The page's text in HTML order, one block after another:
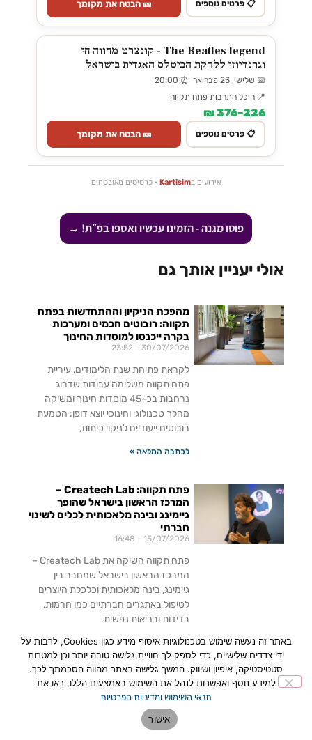
📋 פרטים נוספים 🎫 הבטח את מקומך
The Beatles legend - קונצרט מחווה חי
וגרנדיוזי ללהקת הביטלס האגדית בישראל
📅 שלישי, 23 פברואר ⏰ 20:00
📍 היכל התרבות פתח תקווה
226–376 ₪
📋 פרטים נוספים 🎫 הבטח את מקומך
אירועים בKartisim · כרטיסים מאובטחים
פוטו מגנה - הזמינו עכשיו ואספו בפ״ת! →
אולי יעניין אותך גם
מהפכת הניקיון וההתחדשות בפתח
תקווה: רובוטים חכמים ומערכות
בקרה ייכנסו למוסדות החינוך
30/07/2026
לקראת פתיחת שנת הלימודים, עיריית
פתח תקווה משלימה עבודות שדרוג
נרחבות בכ-45 מוסדות חינוך ומשיקה
מהלך טכנולוגי וחינוכי יוצא דופן: הטמעת
רובוטים ייעודיים לניקוי כיתות,
לכתבה המלאה »
פתח תקווה: Createch Lab –
המרכז הראשון בישראל שהופך
גיימינג ובינה מלאכותית לכלים לשינוי
חברתי
15/07/2026
פתח תקווה השיקה את Createch Lab –
המרכז הראשון בישראל שמחבר בין
גיימינג, בינה מלאכותית וכלכלת היוצרים
לטיפול באתגרים חברתיים כמו חרמות,
בדידות ובריאות נפשית.
לכתבה המלאה »
באתר זה נעשה שימוש בטכנולוגיות איסוף מידע כגון Cookies, לרבות על
ידי צדדים שלישיים, כדי לספק לך חוויית גלישה טובה יותר וכן למטרות
סטטיסטיקה, איפיון ושיווק. המשך גלישה באתר מהווה הסכמתך לכך.
למידע נוסף ואפשרות לנהל את השימוש באמצעים הללו, ראו את
תנאי השימוש ומדיניות הפרטיות
אישור